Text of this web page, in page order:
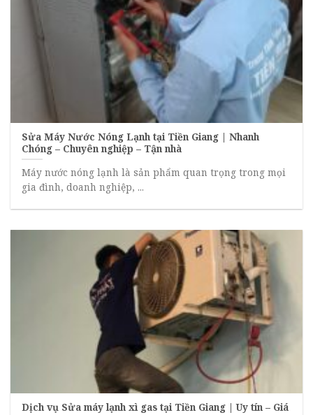
Sửa Máy Nước Nóng Lạnh tại Tiền Giang | Nhanh
Chóng – Chuyên nghiệp – Tận nhà
Máy nước nóng lạnh là sản phẩm quan trọng trong mọi
gia đình, doanh nghiệp, ...
Dịch vụ Sửa máy lạnh xì gas tại Tiền Giang | Uy tín – Giá